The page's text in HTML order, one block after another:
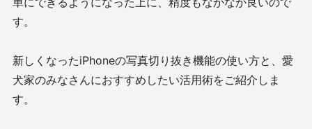
す。
新しくなったiPhoneの写真切り抜き機能の使い方と、愛
犬家のみなさんにおすすめしたい活用術をご紹介しま
す。